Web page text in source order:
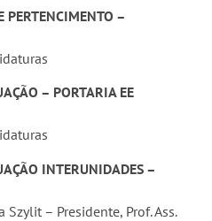
PERTENCIMENTO –
– PORTARIA EE
INTERUNIDADES –
Szylit – Presidente, Prof. Ass.